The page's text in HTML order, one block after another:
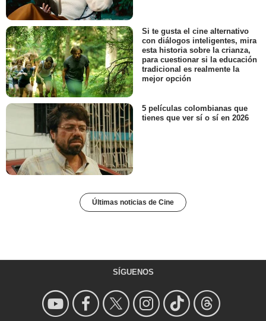
Si te gusta el cine alternativo
con diálogos inteligentes, mira
esta historia sobre la crianza,
para cuestionar si la educación
tradicional es realmente la
mejor opción
5 películas colombianas que
tienes que ver sí o sí en 2026
Últimas noticias de Cine
SÍGUENOS